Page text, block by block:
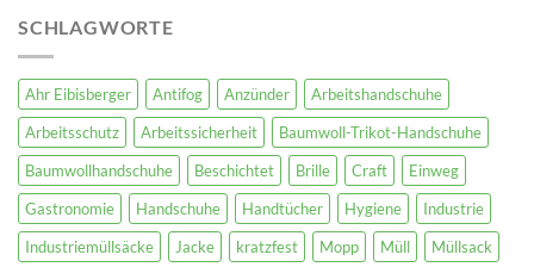
SCHLAGWORTE
Ahr Eibisberger Antifog Anzünder
Arbeitshandschuhe
Arbeitsschutz
Arbeitssicherheit
Baumwoll-Trikot-Handschuhe
Baumwollhandschuhe
Beschichtet Brille Craft
Einweg
Gastronomie
Handschuhe Handtücher Hygiene
Industrie
Industriemüllsäcke
Jacke kratzfest Mopp Müll
Müllsack